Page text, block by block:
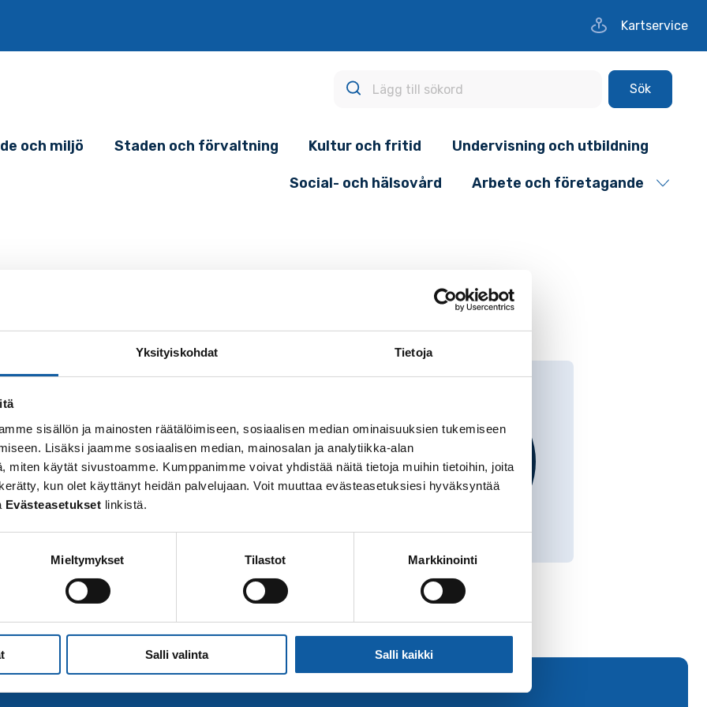
Yksityiskohdat Tietoja
sisällön ja mainosten räätälöimiseen, sosiaalisen median ominaisuuksien tukemiseen
Lisäksi jaamme sosiaalisen median, mainosalan ja analytiikka-alan
miten käytät sivustoamme. Kumppanimme voivat yhdistää näitä tietoja muihin tietoihin, joita
kun olet käyttänyt heidän palvelujaan. Voit muuttaa evästeasetuksiesi hyväksyntää
Evästeasetukset linkistä.
Mieltymykset Tilastot Markkinointi
Salli valinta Salli kaikki
Kartservice
Sök
och miljö Staden och förvaltning Kultur och fritid Undervisning och utbildning
Social- och hälsovård Arbete och företagande